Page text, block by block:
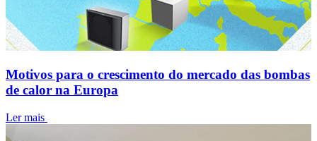
Motivos para o crescimento do mercado das bombas
de calor na Europa
Ler mais